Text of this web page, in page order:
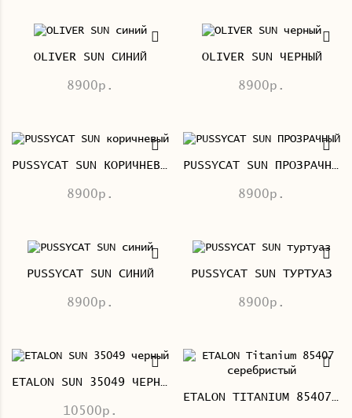
OLIVER SUN СИНИЙ
8900р.
OLIVER SUN ЧЕРНЫЙ
8900р.
PUSSYCAT SUN КОРИЧНЕВЫЙ
8900р.
PUSSYCAT SUN ПРОЗРАЧНЫЙ
8900р.
PUSSYCAT SUN СИНИЙ
8900р.
PUSSYCAT SUN ТУРТУАЗ
8900р.
ETALON SUN 35049 ЧЕРНЫЙ
10500р.
ETALON TITANIUM 85407 СЕРЕБРИСТЫЙ